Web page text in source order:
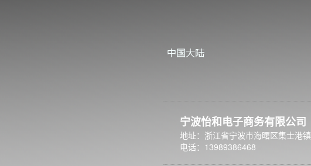
宁波怡和电子商务有限公司
地址：浙江省宁波市海曙区集士港
电话：13989386468